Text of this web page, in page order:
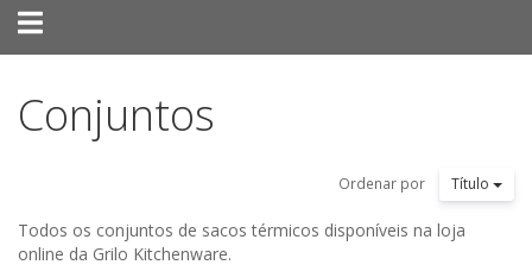
Toggle
navigation
Conjuntos
Ordenar por Título
Todos os conjuntos de sacos térmicos disponíveis na loja
online da Grilo Kitchenware.